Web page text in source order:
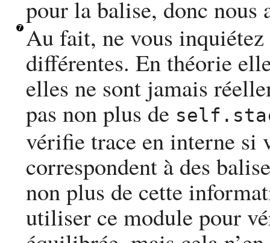
pour la balise, donc nous
Au fait, ne vous
différentes. En théorie
elles ne sont jamais
pas non plus de
vérifie trace en interne si
correspondent à des
non plus de cette
utiliser ce module pour